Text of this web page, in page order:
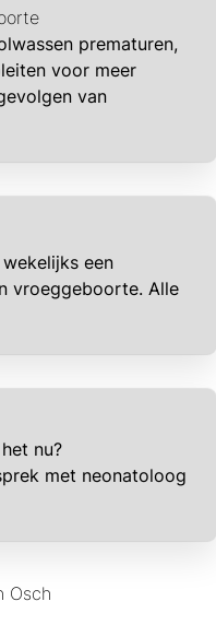
prematuren,
voor meer
van
een
vroeggeboorte. Alle
nu?
met neonatoloog
Osch